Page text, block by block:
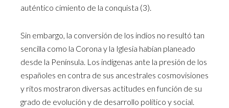
auténtico cimiento de la conquista (3).
Sin embargo, la conversión de los indios no resultó tan
sencilla como la Corona y la Iglesia habían planeado
desde la Península. Los indígenas ante la presión de los
españoles en contra de sus ancestrales cosmovisiones
y ritos mostraron diversas actitudes en función de su
grado de evolución y de desarrollo político y social.